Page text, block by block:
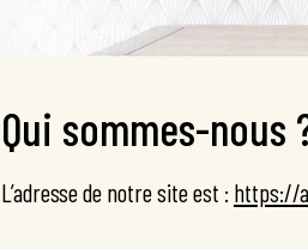
Qui sommes-nous
L’adresse de notre site est : https://